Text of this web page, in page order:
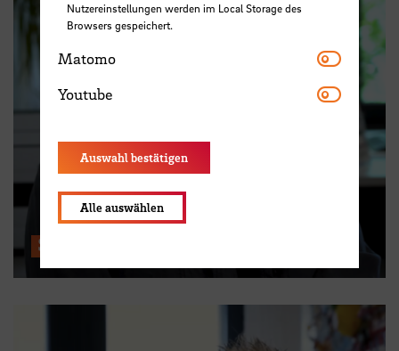
Sozialberatung
Nutzereinstellungen werden im Local Storage des
Browsers gespeichert.
Matomo Matomo
Youtube Youtube
Auswahl bestätigen
Alle auswählen